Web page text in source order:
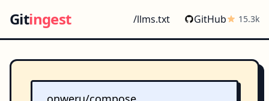
Gitingest /llms.txt GitHub 15.3k